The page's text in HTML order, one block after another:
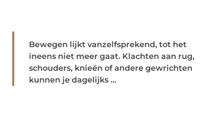
Bewegen lijkt vanzelfsprekend, tot het
ineens niet meer gaat. Klachten aan rug,
schouders, knieën of andere gewrichten
kunnen je dagelijks ...